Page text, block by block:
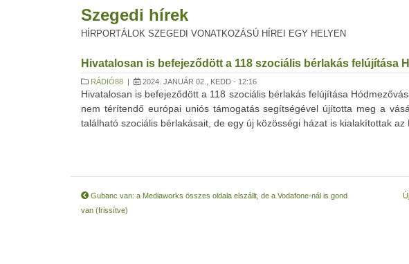
Szegedi hírek
HÍRPORTÁLOK SZEGEDI VONATKOZÁSÚ HÍREI EGY HELYEN
Hivatalosan is befejeződött a 118 szociális bérlakás felújítása
RÁDIÓ88 | 2024. JANUÁR 02., KEDD - 12:16
Hivatalosan is befejeződött a 118 szociális bérlakás felújítása
nem térítendő európai uniós támogatás segítségével újította meg a
található szociális bérlakásait, de egy új közösségi házat is kialakítottak az
Gubanc van: a Mediaworks összes oldala elszállt, de a Vodafone-nál is gond
van (frissítve)